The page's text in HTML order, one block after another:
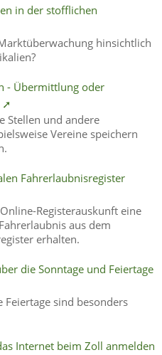
in der stofflichen
hinsichtlich
- Übermittlung oder
➚
Stellen und andere
Vereine speichern
Fahrerlaubnisregister
Registerauskunft eine
aus dem
erhalten.
die Sonntage und Feiertage
Feiertage sind besonders
Internet beim Zoll anmelden